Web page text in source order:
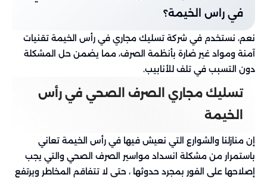
في راس الخيمة؟
نعم، نستخدم في شركة تسليك مجاري في رأس الخيمة تقنيات
آمنة ومواد غير ضارة بأنظمة الصرف، مما يضمن حل المشكلة
دون التسبب في تلف للأنابيب.
تسليك مجاري الصرف الصحي في رأس
الخيمة
إن منازلنا والشوارع التي نعيش فيها في رأس الخيمة تعاني
باستمرار من مشكلة انسداد مواسير الصرف الصحي والتي يجب
إصلاحها على الفور بمجرد حدوثها ، حتى لا تتفاقم المخاطر ويرتفع